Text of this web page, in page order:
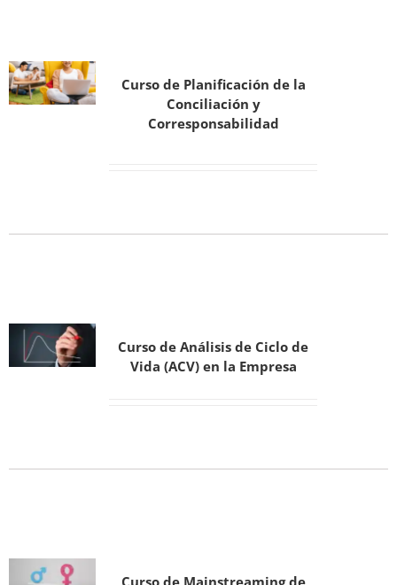
Curso de Planificación de la
Conciliación y
Corresponsabilidad
Curso de Análisis de Ciclo de
Vida (ACV) en la Empresa